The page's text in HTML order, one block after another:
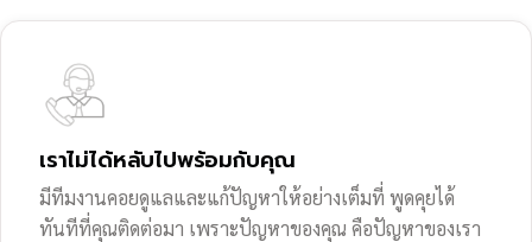
เราไม่ได้หลับไปพร้อมกับคุณ
มีทีมงานคอยดูแลและแก้ปัญหาให้อย่างเต็มที่ พูดคุยได้
ทันทีที่คุณติดต่อมา เพราะปัญหาของคุณ คือปัญหาของเรา